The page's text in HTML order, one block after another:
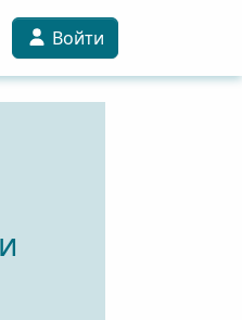
Войти